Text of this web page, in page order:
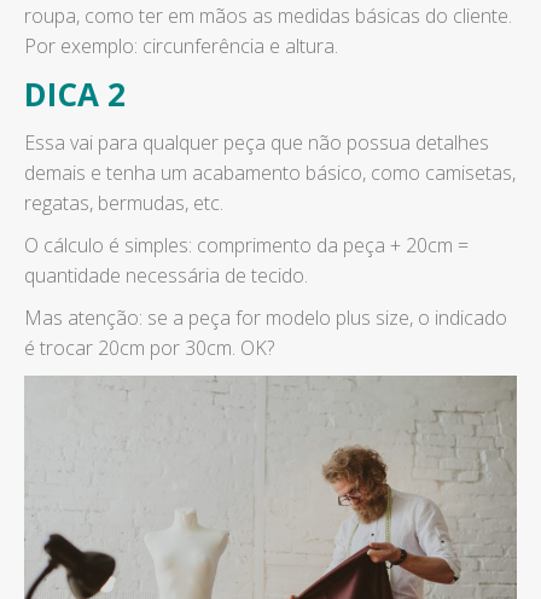
roupa, como ter em mãos as medidas básicas do cliente.
Por exemplo: circunferência e altura.
DICA 2
Essa vai para qualquer peça que não possua detalhes
demais e tenha um acabamento básico, como camisetas,
regatas, bermudas, etc.
O cálculo é simples: comprimento da peça + 20cm =
quantidade necessária de tecido.
Mas atenção: se a peça for modelo plus size, o indicado
é trocar 20cm por 30cm. OK?